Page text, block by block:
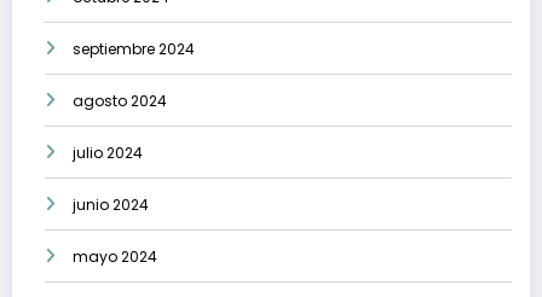
septiembre 2024
agosto 2024
julio 2024
junio 2024
mayo 2024